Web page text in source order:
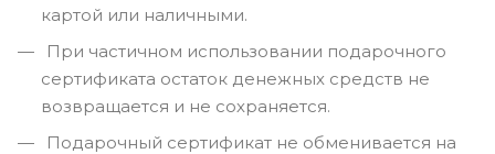
картой или наличными.
При частичном использовании подарочного
сертификата остаток денежных средств не
возвращается и не сохраняется.
Подарочный сертификат не обменивается на